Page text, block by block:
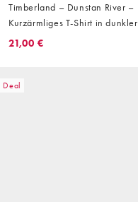
Timberland – Dunstan River –
Kurzärmliges T-Shirt in dunkler
Saphir/dunklem Denim
21,00 €
Deal